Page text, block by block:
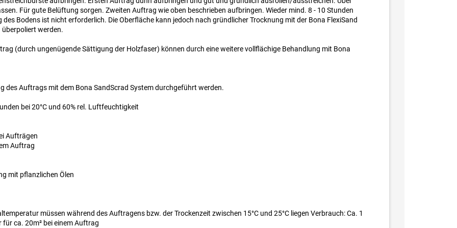
Für gute Belüftung sorgen. Zweiten Auftrag wie oben beschrieben aufbringen. Wieder mind. 8 - 10 Stunden
Bodens ist nicht erforderlich. Die Oberfläche kann jedoch nach gründlicher Trocknung mit der Bona FlexiSand
überpoliert werden.
(durch ungenügende Sättigung der Holzfaser) können durch eine weitere vollflächige Behandlung mit Bona
des Auftrags mit dem Bona SandScrad System durchgeführt werden.
bei 20°C und 60% rel. Luftfeuchtigkeit
Aufträgen
Auftrag
mit pflanzlichen Ölen
müssen während des Auftragens bzw. der Trockenzeit zwischen 15°C und 25°C liegen Verbrauch: Ca. 1
ca. 20m² bei einem Auftrag